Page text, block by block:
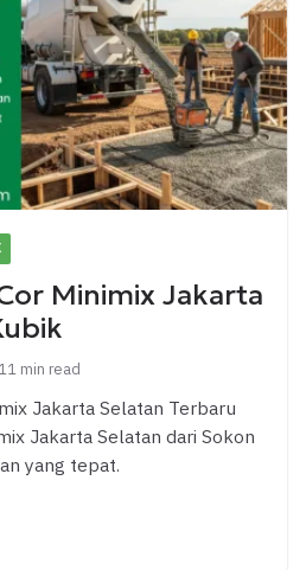
Minimix Jakarta
11 min read
Jakarta Selatan Terbaru
Jakarta Selatan dari Sokon
yang tepat.